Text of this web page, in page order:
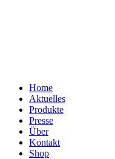
Home
Aktuelles
Produkte
Presse
Über
Kontakt
Shop